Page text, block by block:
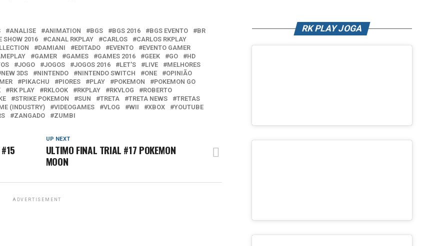
ANALISE ANIMATION BGS BGS 2016 BGS EVENTO
BR
SHOW 2016 CANAL RKPLAY CARLOS
CARLOS RKPLAY
DAMIANI EDITADO EVENTO
EVENTO GAMER
GAMER GAMES GAMES 2016 GEEK GO
HD
JOGO JOGOS JOGOS 2016 LET'S LIVE
MELHORES
NEW 3DS NINTENDO NINTENDO SWITCH ONE
OPINIÃO
PIKACHU PIORES PLAY POKEMON
POKEMON GO
RK PLAY RKLOOK RKPLAY RKVLOG
ROBERTO
STRIKE POKEMON SUN TRETA TRETA NEWS
TRETAS
(INDUSTRY) VIDEOGAMES VLOG WII XBOX
YOUTUBE
ZANGADO ZUMBI
UP NEXT
ULTIMO FINAL TRIAL #17 POKEMON
MOON
ADVERTISEMENT
RK PLAY JOGA